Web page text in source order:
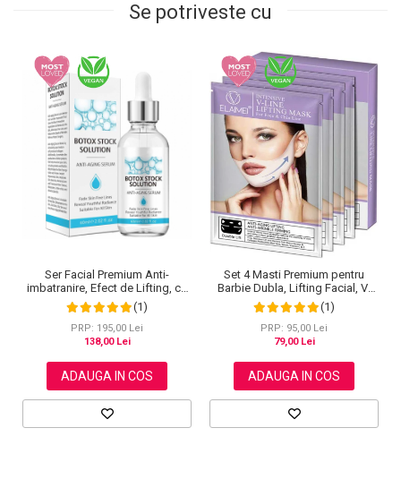
Se potriveste cu
Ser Facial Premium Anti-
imbatranire, Efect de Lifting, cu
Acid Hialuronic, Colagen,
Ceramide, Vitamina C, 60 ml
(1)
PRP: 195,00 Lei
138,00 Lei
ADAUGA IN COS
Set 4 Masti Premium pentru
Barbie Dubla, Lifting Facial, V-
Line Elaimei(1)
PRP: 95,00 Lei
79,00 Lei
ADAUGA IN COS